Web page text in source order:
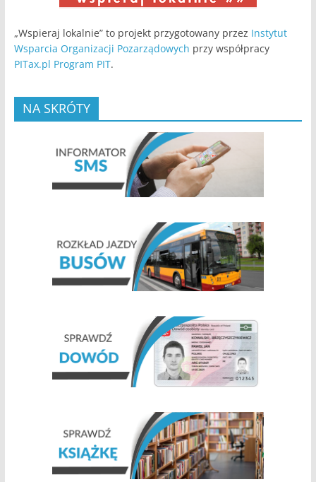
„Wspieraj lokalnie” to projekt przygotowany przez Instytut
Wsparcia Organizacji Pozarządowych przy współpracy
PITax.pl Program PIT.
NA SKRÓTY